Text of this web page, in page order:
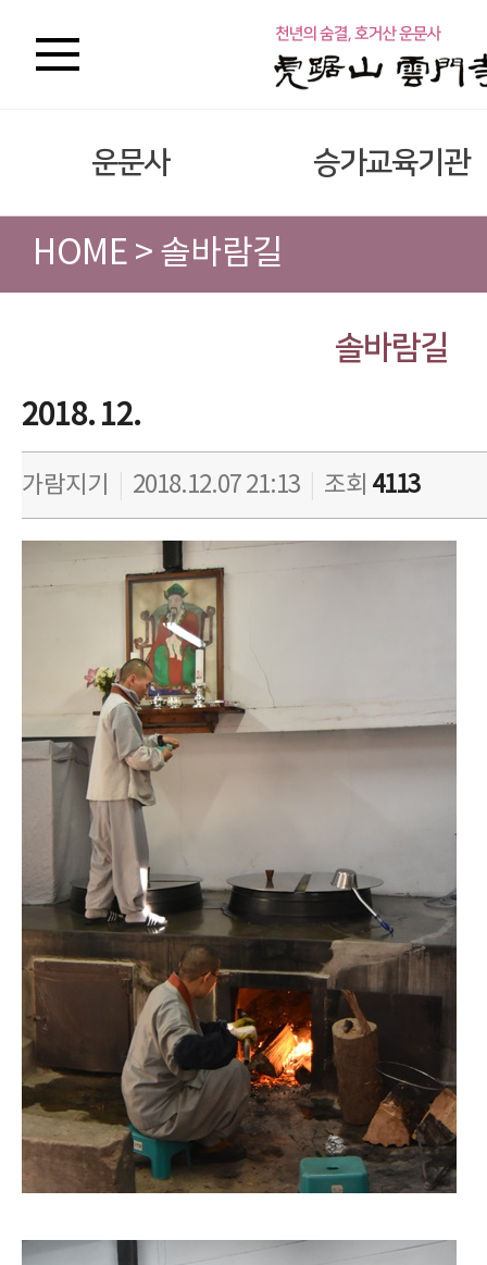
운문사 승가교육기관
HOME > 솔바람길
솔바람길
2018. 12.
가람지기 2018.12.07 21:13 조회 4113